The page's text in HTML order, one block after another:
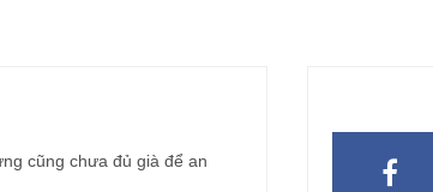
cũng chưa đủ già để an